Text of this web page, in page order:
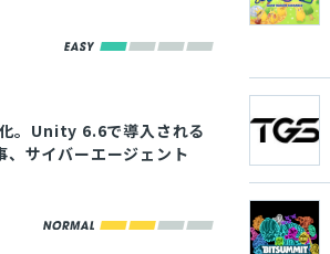
。Unity 6.6で導入される
サイバーエージェント